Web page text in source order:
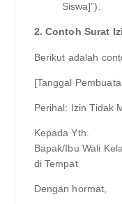
Siswa]”).
2. Contoh Surat
Berikut adalah
[Tanggal
Perihal: Izin Tidak
Kepada Yth.
Bapak/Ibu Wali
di Tempat
Dengan hormat,